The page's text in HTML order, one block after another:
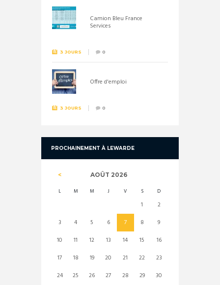
Camion Bleu France
Services
3 JOURS 0
Offre d'emploi
3 JOURS 0
PROCHAINEMENT À LEWARDE
AOÛT 2026
L M M J V S D
1
2
3
4 5 6 7 8
9
10
11 12 13 14 15
16
17
18 19 20 21 22
23
24
25 26 27 28 29 30